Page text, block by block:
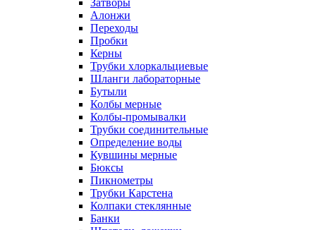
Затворы
Алонжи
Переходы
Пробки
Керны
Трубки хлоркальциевые
Шланги лабораторные
Бутыли
Колбы мерные
Колбы-промывалки
Трубки соединительные
Определение воды
Кувшины мерные
Бюксы
Пикнометры
Трубки Карстена
Колпаки стеклянные
Банки